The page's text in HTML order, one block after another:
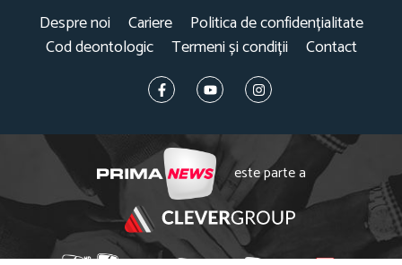
Despre noi Cariere
Politica de confidențialitate
Cod deontologic
Termeni și condiții Contact
este parte a